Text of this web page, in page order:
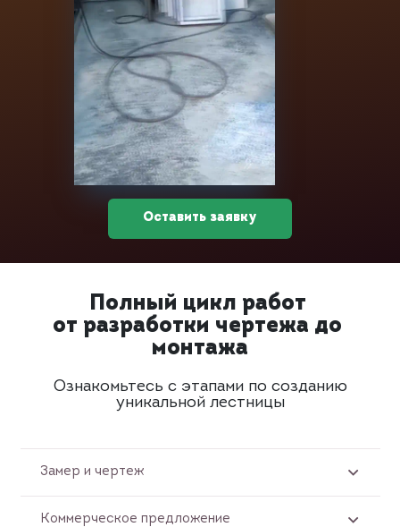
Оставить заявку
Полный цикл работ
от разработки чертежа до
монтажа
Ознакомьтесь с этапами по созданию
уникальной лестницы
Замер и чертеж
Коммерческое предложение